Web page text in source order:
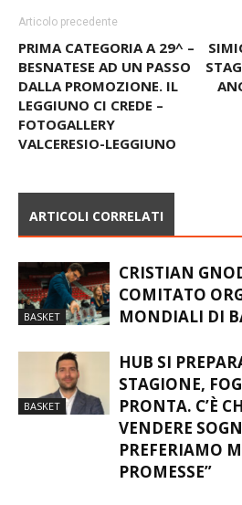
Articolo precedente
PRIMA CATEGORIA A 29^ –
BESNATESE AD UN PASSO
DALLA PROMOZIONE. IL
LEGGIUNO CI CREDE –
FOTOGALLERY
VALCERESIO-LEGGIUNO
ARTICOLI CORRELATI
BASKET
CRISTIAN
COMITATO
MONDIALI DI
BASKET
HUB SI
STAGIONE,
PRONTA. C’È
VENDERE
PREFERIAMO
PROMESSE”